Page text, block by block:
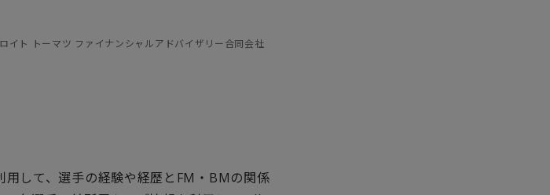
イト トーマツ ファイナンシャルアドバイザリー合同会社
して、選手の経験や経歴とFM・BMの関係